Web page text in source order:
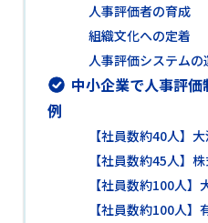
人事評価者の育成
組織文化への定着
人事評価システム
中小企業で人事評
例
【社員数約40人】
【社員数約45人】
【社員数約100人
【社員数約100人】